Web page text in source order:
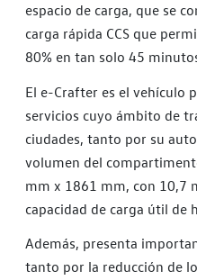
espacio de carga, que se
carga rápida CCS que
80% en tan solo 45
El e-Crafter es el vehículo
servicios cuyo ámbito de
ciudades, tanto por su
volumen del
mm x 1861 mm, con 10,7
capacidad de carga útil de
Además, presenta
tanto por la reducción de